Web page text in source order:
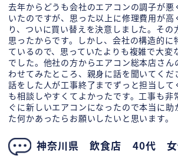
去年からどうも会社のエアコンの調子が悪
いたのですが、思った以上に修理費用が高
り、ついに買い替えを決意しました。その
思ったからです。しかし、会社の構造的に
ているので、思っていたよりも複雑で大変
でした。他社の方からエアコン総本店さん
わせてみたところ、親身に話を聞いてくだ
話をした人が工事終了までずっと担当して
も相談しやすくてよかったです。工事も非
ぐに新しいエアコンになったので本当に助
た何かあったらお願いしたいと思います。
神奈川県 飲食店 40代 女